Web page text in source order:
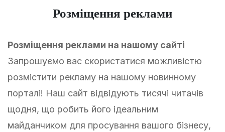
Розміщення реклами
Розміщення реклами на нашому сайті
Запрошуємо вас скористатися можливістю
розмістити рекламу на нашому новинному
порталі! Наш сайт відвідують тисячі читачів
щодня, що робить його ідеальним
майданчиком для просування вашого бізнесу,